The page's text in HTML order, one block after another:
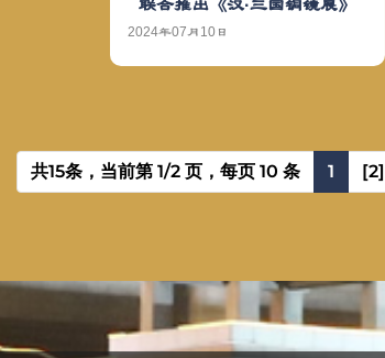
联合推出《汉·三国铜镜展》
2024年07月10日
共15条，当前第 1/2 页，每页 10 条 1 [2]